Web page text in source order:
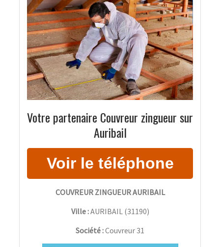
Votre partenaire Couvreur zingueur sur
Auribail
COUVREUR ZINGUEUR AURIBAIL
Ville :AURIBAIL (31190)
Société :Couvreur 31